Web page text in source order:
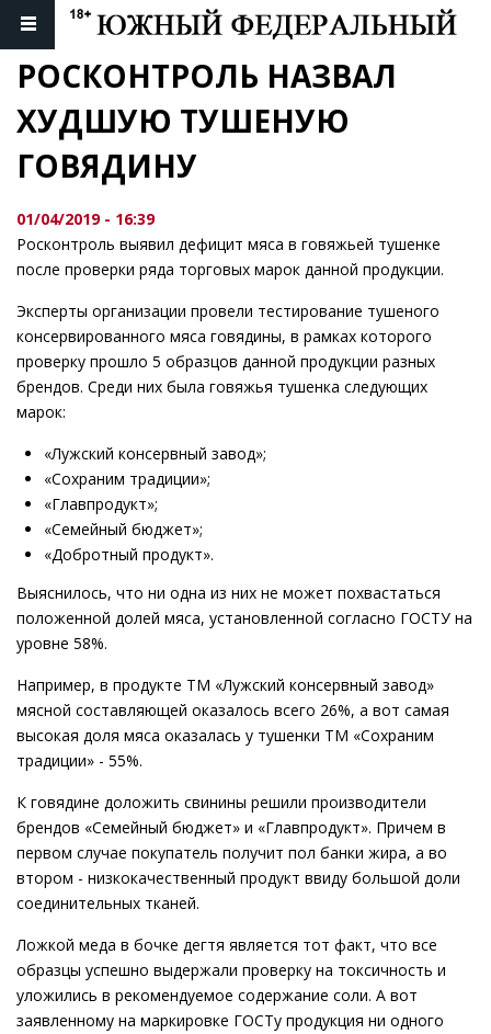
РОСКОНТРОЛЬ НАЗВАЛ
ХУДШУЮ ТУШЕНУЮ
ГОВЯДИНУ
01/04/2019 - 16:39
Росконтроль выявил дефицит мяса в говяжьей тушенке
после проверки ряда торговых марок данной продукции.
Эксперты организации провели тестирование тушеного
консервированного мяса говядины, в рамках которого
проверку прошло 5 образцов данной продукции разных
брендов. Среди них была говяжья тушенка следующих
марок:
«Лужский консервный завод»;
«Сохраним традиции»;
«Главпродукт»;
«Семейный бюджет»;
«Добротный продукт».
Выяснилось, что ни одна из них не может похвастаться
положенной долей мяса, установленной согласно ГОСТУ на
уровне 58%.
Например, в продукте ТМ «Лужский консервный завод»
мясной составляющей оказалось всего 26%, а вот самая
высокая доля мяса оказалась у тушенки ТМ «Сохраним
традиции» - 55%.
К говядине доложить свинины решили производители
брендов «Семейный бюджет» и «Главпродукт». Причем в
первом случае покупатель получит пол банки жира, а во
втором - низкокачественный продукт ввиду большой доли
соединительных тканей.
Ложкой меда в бочке дегтя является тот факт, что все
образцы успешно выдержали проверку на токсичность и
уложились в рекомендуемое содержание соли. А вот
заявленному на маркировке ГОСТу продукция ни одного